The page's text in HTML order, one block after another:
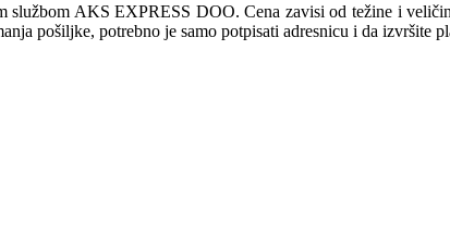
službom AKS EXPRESS DOO. Cena zavisi od težine i
pošiljke, potrebno je samo potpisati adresnicu i da izvršite